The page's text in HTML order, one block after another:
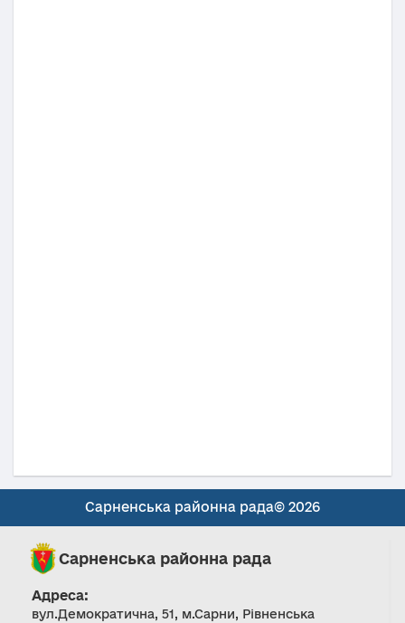
Сарненська районна рада© 2026
Сарненська районна рада
Адреса:
вул.Демократична, 51, м.Сарни, Рівненська